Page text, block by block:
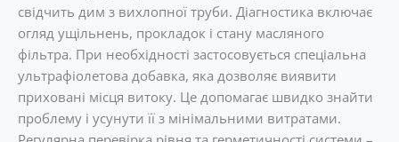
свідчить дим з вихлопної труби. Діагностика включає
огляд ущільнень, прокладок і стану масляного
фільтра. При необхідності застосовується спеціальна
ультрафіолетова добавка, яка дозволяє виявити
приховані місця витоку. Це допомагає швидко знайти
проблему і усунути її з мінімальними витратами.